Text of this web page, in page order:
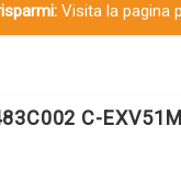
Visita la pagina
C-